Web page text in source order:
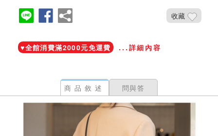
收藏
♥️全館消費滿2000元免運費 ...詳細內容
商品敘述 問與答